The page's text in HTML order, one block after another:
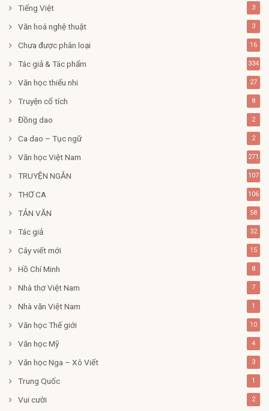
Tiếng Việt 3
Văn hoá nghệ thuật 3
Chưa được phân loại 16
Tác giả & Tác phẩm 334
Văn học thiếu nhi 27
Truyện cổ tích 8
Đồng dao 2
Ca dao – Tục ngữ 2
Văn học Việt Nam 271
TRUYỆN NGẮN 107
THƠ CA 106
TẢN VĂN 58
Tác giả 32
Cây viết mới 15
Hồ Chí Minh 8
Nhà thơ Việt Nam 7
Nhà văn Việt Nam 1
Văn học Thế giới 10
Văn học Mỹ 4
Văn học Nga – Xô Viết 3
Trung Quốc 1
Vui cười 2